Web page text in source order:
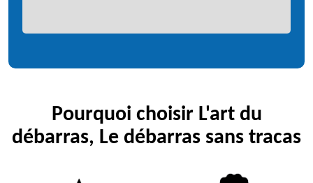
Pourquoi choisir L'art du
débarras, Le débarras sans tracas